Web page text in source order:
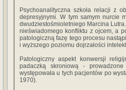
Psychoanalityczna szkoła relacji z
depresyjnymi. W tym samym nurcie
dwudziestośmioletniego Marcina
nieświadomego konfliktu z ojcem, a
patologiczną fazę tego procesu
i wyższego poziomu dojrzałości
Patologiczny aspekt konwersji
padaczką skroniową -
występowała u tych pacjentów po
1970).